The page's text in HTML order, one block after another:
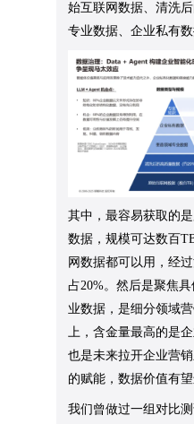
始互联网数据、清洗
专业数据、企业私有
其中，最容易获取的
数据，规模可达数百
网数据都可以用，经
占20%。然后是聚焦
业数据，是细分领域
上，含金量最高的是
也是未来拉开企业营
的赋能，数据价值有望
我们曾做过一组对比